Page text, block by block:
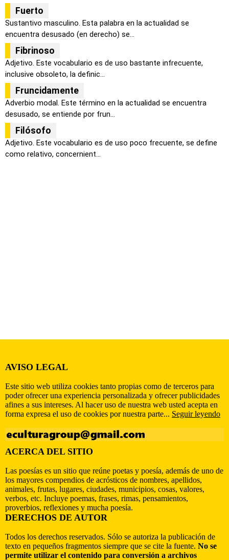
Fuerto
Sustantivo masculino. Esta palabra en la actualidad se
encuentra desusado (en derecho) se...
Fibrinoso
Adjetivo. Este vocabulario es de uso bastante infrecuente,
inclusive obsoleto, la definic...
Fruncidamente
Adverbio modal. Este término en la actualidad se encuentra
desusado, se entiende por frun...
Filósofo
Adjetivo. Este vocabulario es de uso poco frecuente, se define
como relativo, concernient...
AVISO LEGAL
Este sitio web utiliza cookies tanto propias como de terceros para
poder ofrecer una experiencia personalizada y ofrecer publicidades
afines a sus intereses. Al hacer uso de nuestra web usted acepta en
forma expresa el uso de cookies por nuestra parte... Seguir leyendo
ACERCA DEL SITIO
Las poesías es un sitio que reúne poetas y poesía, además de uno de
los mayores compendios de acrósticos de nombres, apellidos,
animales, frutas, lugares, ciudades, municipios, cosas, valores,
verbos, etc. Incluye poemas, frases, rimas, pensamientos,
proverbios, reflexiones y mucha poesía.
DERECHOS DE AUTOR
Todos los derechos reservados. Sólo se autoriza la publicación de
texto en pequeños fragmentos siempre que se cite la fuente. No se
permite utilizar el contenido para conversión a archivos